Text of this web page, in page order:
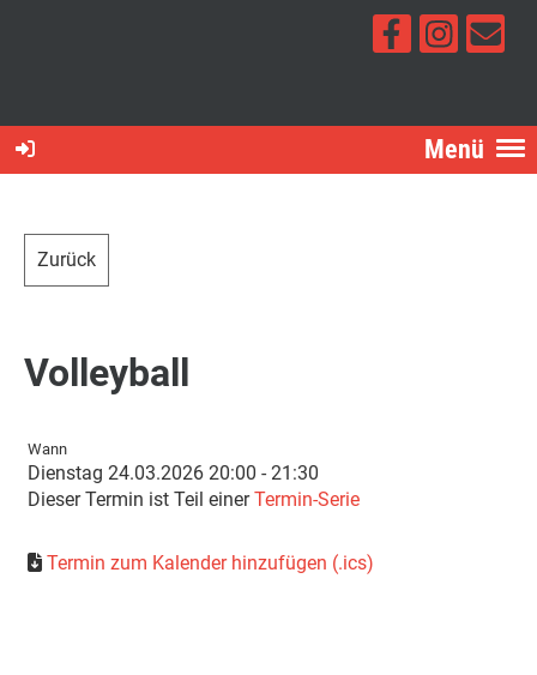
Menü
Zurück
Volleyball
Wann
Dienstag 24.03.2026 20:00 - 21:30
Dieser Termin ist Teil einerTermin-Serie
Termin zum Kalender hinzufügen (.ics)